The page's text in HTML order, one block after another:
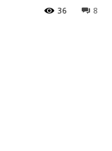
8
36